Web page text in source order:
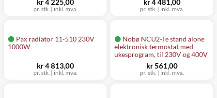
pr. stk. | inkl. mva.
kr 4 225,00
pr. stk. | inkl. mva.
kr 4 481,00
Pax radiator 11-510 230V
1000W
pr. stk. | inkl. mva.
kr 4 813,00
Nobø NCU2-Te stand alone
elektronisk termostat med
ukesprogram, til 230V og 400V
pr. stk. | inkl. mva.
kr 561,00